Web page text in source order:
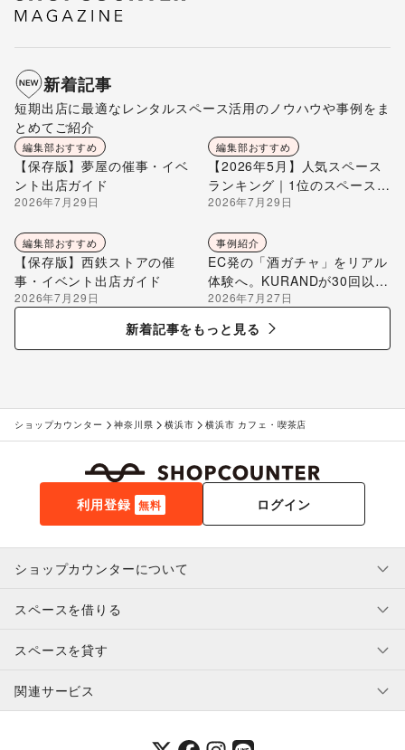
新着記事
短期出店に最適なレンタルスペース活用のノウハウや事例をま
とめてご紹介
編集部おすすめ
【保存版】夢屋の催事・イベ
ント出店ガイド
2026年7月29日
編集部おすすめ
【2026年5月】人気スペース
ランキング｜1位のスペースを
編集部が解説
2026年7月29日
編集部おすすめ
【保存版】西鉄ストアの催
事・イベント出店ガイド
2026年7月29日
事例紹介
EC発の「酒ガチャ」をリアル
体験へ。KURANDが30回以上
のポップアップ出店で届け
る“新しいお酒との出会い”
2026年7月27日
新着記事をもっと見る
ショップカウンター 神奈川県 横浜市 横浜市 カフェ・喫茶店
利用登録 無料 ログイン
ショップカウンターについて
利用規約・ガイドライン
特定商取引法に基づく表示
補償プログラム
スペースを借りる
スペースを借りたい人へ
ユーザー利用規約
提携パートナー
スペースを貸す
スペースを貸したい方へ
オーナー利用規約
関連サービス